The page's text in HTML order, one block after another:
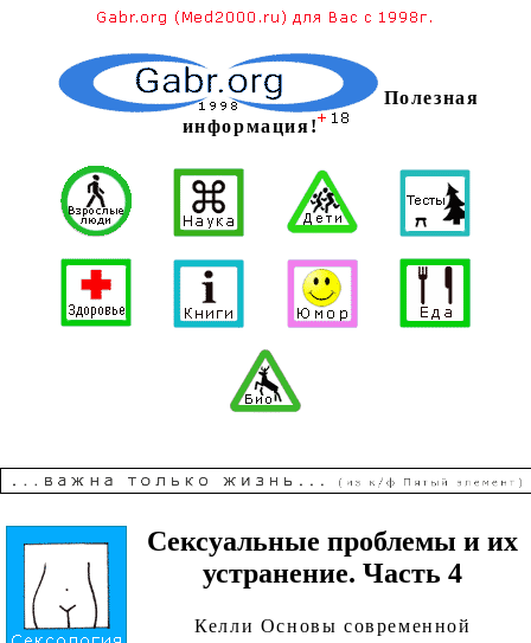
Полезная
информация!
Сексуальные проблемы и их
устранение. Часть 4
Келли Основы современной